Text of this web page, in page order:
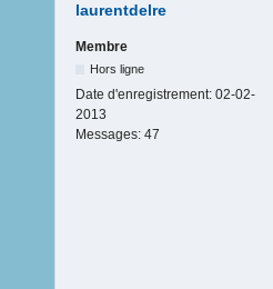
laurentdelre
Membre
Hors ligne
Date d'enregistrement: 02-02-
2013
Messages: 47